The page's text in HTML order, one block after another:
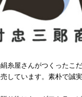
糸屋さんがつくったこ
しています。素朴で誠